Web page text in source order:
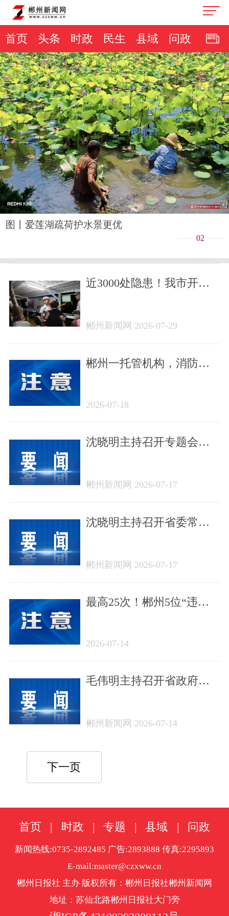
首页 头条 时政 民生 县域 问政
图丨爱莲湖疏荷护水景更优
02
近3000处隐患！我市开展
郴州新闻网 2026-07-29
郴州一托管机构，消防查
2026-07-18
沈晓明主持召开专题会议
郴州新闻网 2026-07-17
沈晓明主持召开省委常委
郴州新闻网 2026-07-17
最高25次！郴州5位“违法
2026-07-14
毛伟明主持召开省政府第
企业培育、北斗产业发
郴州新闻网 2026-07-14
下一页
首页 | 时政 | 专题 | 县域 | 问政
新闻热线:0735-2892485 广告:2893888 传真:2295893
E-mail:master@czxww.cn
郴州日报社 主办 版权所有：郴州日报社郴州新闻网
地址：苏仙北路郴州日报社大门旁